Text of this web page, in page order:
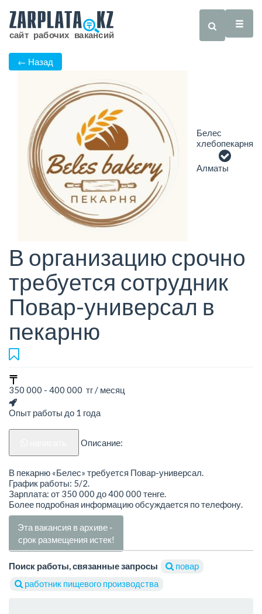
← Назад
Белес
хлебопекарня
Алматы
В организацию срочно
требуется сотрудник
Повар-универсал в
пекарню
350 000 - 400 000 тг / месяц
Опыт работы до 1 года
Описание:
В пекарню «Белес» требуется Повар-универсал.
График работы: 5/2.
Зарплата: от 350 000 до 400 000 тенге.
Более подробная информацию обсуждается по телефону.
Эта вакансия в архиве -
срок размещения истек!
Поиск работы, связанные запросы
повар
работник пищевого производства